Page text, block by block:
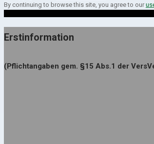
By continuing to browse this site, you agree to our
Erstinformation
(Pflichtangaben gem. §15 Abs.1 der